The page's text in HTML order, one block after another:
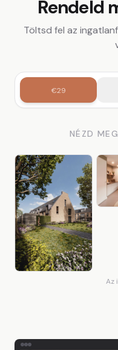
Rendeld
Töltsd fel az
€29
NÉZD
Az